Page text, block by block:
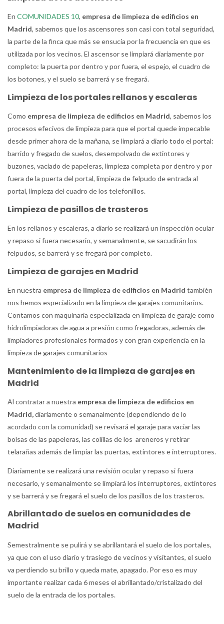
En COMUNIDADES 10, empresa de limpieza de edificios en
Madrid, sabemos que los ascensores son casi con total seguridad,
la parte de la finca que más se ensucia por la frecuencia en que es
utilizada por los vecinos. El ascensor se limpiará diariamente por
completo: la puerta por dentro y por fuera, el espejo, el cuadro de
los botones, y el suelo se barrerá y se fregará.
Limpieza de los portales rellanos y escaleras
Como empresa de limpieza de edificios en Madrid, sabemos los
procesos efecivos de limpieza para que el portal quede impecable
desde primer ahora de la mañana, se limpiará a diario todo el portal:
barrido y fregado de suelos, desempolvado de extintores y
buzones, vaciado de papeleras, limpieza completa por dentro y por
fuera de la puerta del portal, limpieza de felpudo de entrada al
portal, limpieza del cuadro de los telefonillos.
Limpieza de pasillos de trasteros
En los rellanos y escaleras, a diario se realizará un inspección ocular
y repaso si fuera necesario, y semanalmente, se sacudirán los
felpudos, se barrerá y se fregará por completo.
Limpieza de garajes en Madrid
En nuestra empresa de limpieza de edificios en Madrid también
nos hemos especializado en la limpieza de garajes comunitarios.
Contamos con maquinaria especializada en limpieza de garaje como
hidrolimpiadoras de agua a presión como fregadoras, además de
limpiadores profesionales formados y con gran experiencia en la
limpieza de garajes comunitarios
Mantenimiento de la limpieza de garajes en
Madrid
Al contratar a nuestra empresa de limpieza de edificios en
Madrid,diariamente o semanalmente (dependiendo de lo
acordado con la comunidad) se revisará el garaje para vaciar las
bolsas de las papeleras, las colillas de los areneros y retirar
telarañas además de limpiar las puertas, extintores e interruptores.
Diariamente se realizará una revisión ocular y repaso si fuera
necesario, y semanalmente se limpiará los interruptores, extintores
y se barrerá y se fregará el suelo de los pasillos de los trasteros.
Abrillantado de suelos en comunidades de
Madrid
Semestralmente se pulirá y se abrillantará el suelo de los portales,
ya que con el uso diario y trasiego de vecinos y visitantes, el suelo
va perdiendo su brillo y queda mate, apagado. Por eso es muy
importante realizar cada 6 meses el abrillantado/cristalizado del
suelo de la entrada de los portales.